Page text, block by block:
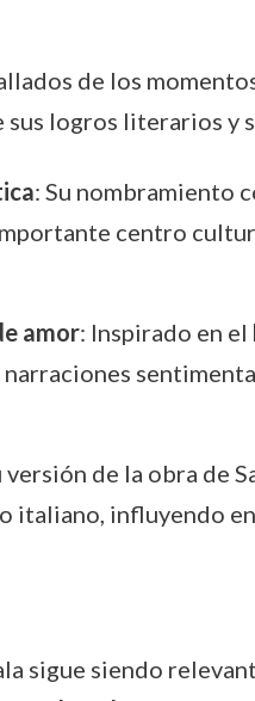
de los
logros literarios y
: Su nombramiento
centro
amor: Inspirado en el
versión de la obra de
italiano, influyendo
sigue siendo